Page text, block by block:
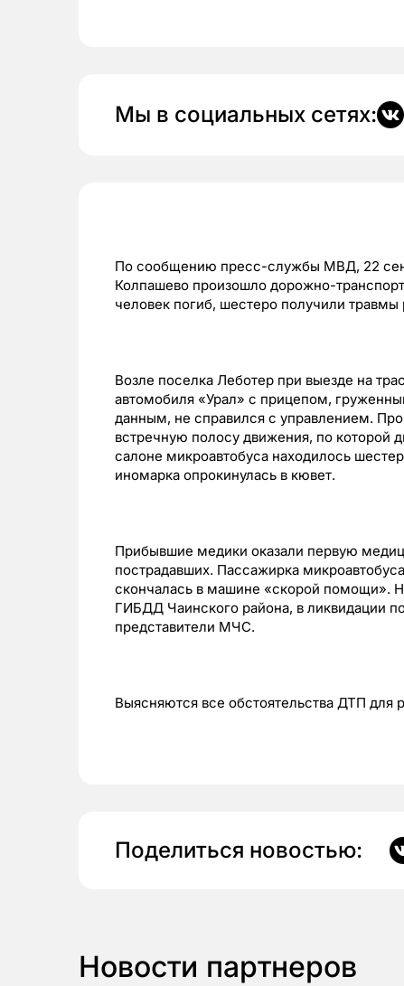
Мы в социальных сетях:
По сообщению пресс-службы МВД, 22
Колпашево произошло дорожно-
человек погиб, шестеро получили травмы
Возле поселка Леботер при выезде на
автомобиля «Урал» с прицепом,
данным, не справился с управлением.
встречную полосу движения, по которой
салоне микроавтобуса находилось
иномарка опрокинулась в кювет.
Прибывшие медики оказали первую
пострадавших. Пассажирка
скончалась в машине «скорой помощи».
ГИБДД Чаинского района, в ликвидации
представители МЧС.
Выясняются все обстоятельства ДТП для
Поделиться новостью:
Новости партнеров